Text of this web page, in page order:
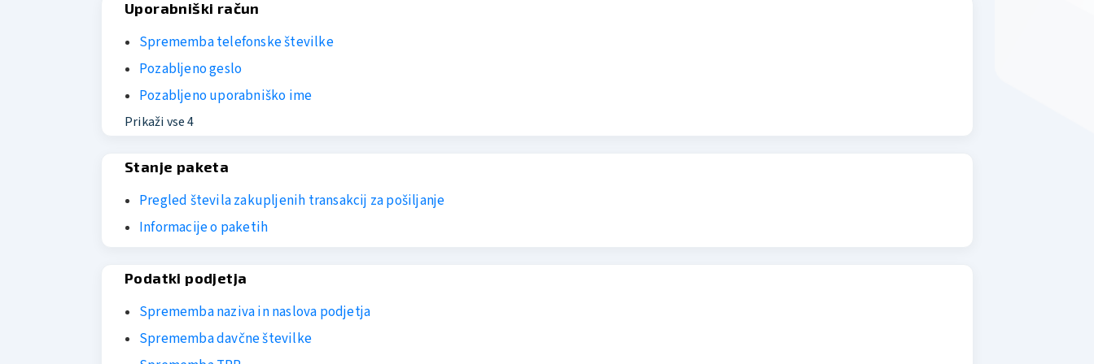
Uporabniški račun
Sprememba telefonske številke
Pozabljeno geslo
Pozabljeno uporabniško ime
Prikaži vse 4
Stanje paketa
Pregled števila zakupljenih transakcij za pošiljanje
Informacije o paketih
Podatki podjetja
Sprememba naziva in naslova podjetja
Sprememba davčne številke